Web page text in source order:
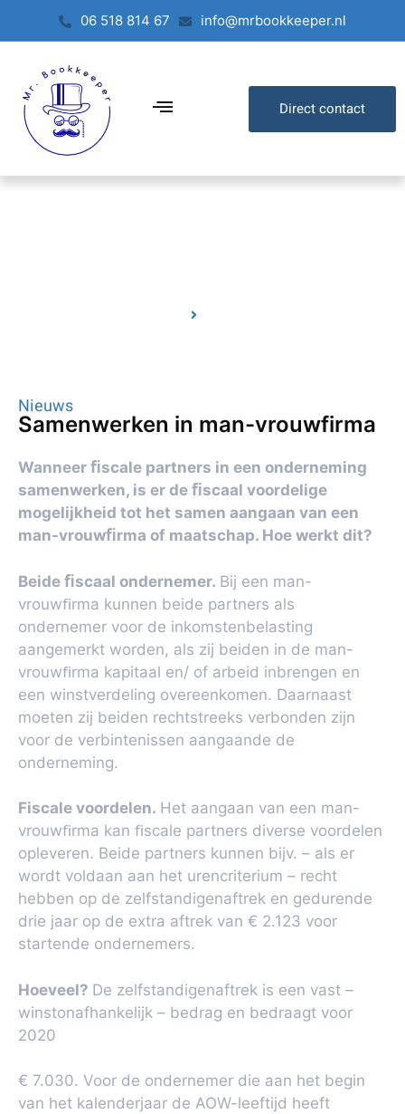
06 518 814 67 info@mrbookkeeper.nl
Direct contact
Nieuws
Samenwerken in man-vrouwfirma
Wanneer ﬁscale partners in een onderneming
samenwerken, is er de ﬁscaal voordelige
mogelijkheid tot het samen aangaan van een
man-vrouwﬁrma of maatschap. Hoe werkt dit?
Beide ﬁscaal ondernemer. Bij een man-
vrouwﬁrma kunnen beide partners als
ondernemer voor de inkomstenbelasting
aangemerkt worden, als zij beiden in de man-
vrouwﬁrma kapitaal en/ of arbeid inbrengen en
een winstverdeling overeenkomen. Daarnaast
moeten zij beiden rechtstreeks verbonden zijn
voor de verbintenissen aangaande de
onderneming.
Fiscale voordelen. Het aangaan van een man-
vrouwﬁrma kan ﬁscale partners diverse voordelen
opleveren. Beide partners kunnen bijv. – als er
wordt voldaan aan het urencriterium – recht
hebben op de zelfstandigenaftrek en gedurende
drie jaar op de extra aftrek van € 2.123 voor
startende ondernemers.
Hoeveel? De zelfstandigenaftrek is een vast –
winstonafhankelijk – bedrag en bedraagt voor
2020
€ 7.030. Voor de ondernemer die aan het begin
van het kalenderjaar de AOW-leeftijd heeft